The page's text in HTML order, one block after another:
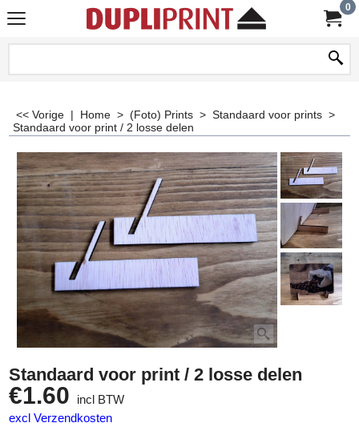
0
<< Vorige | Home > (Foto) Prints > Standaard voor prints >
Standaard voor print / 2 losse delen
Standaard voor print / 2 losse delen
€1.60
incl BTW
excl Verzendkosten